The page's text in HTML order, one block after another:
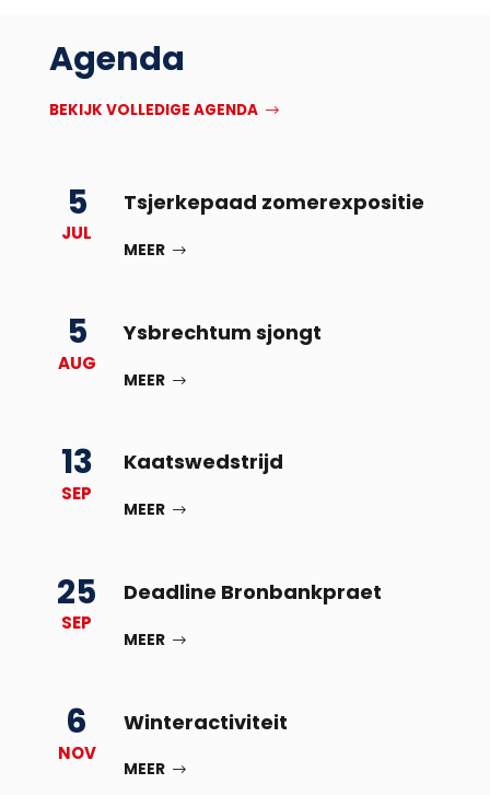
Agenda
BEKIJK VOLLEDIGE AGENDA
5
JUL
Tsjerkepaad zomerexpositie
MEER
5
AUG
Ysbrechtum sjongt
MEER
13
SEP
Kaatswedstrijd
MEER
25
SEP
Deadline Bronbankpraet
MEER
6
NOV
Winteractiviteit
MEER